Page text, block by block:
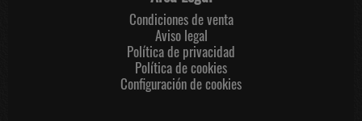
Condiciones de venta
Aviso legal
Política de privacidad
Política de cookies
Configuración de cookies